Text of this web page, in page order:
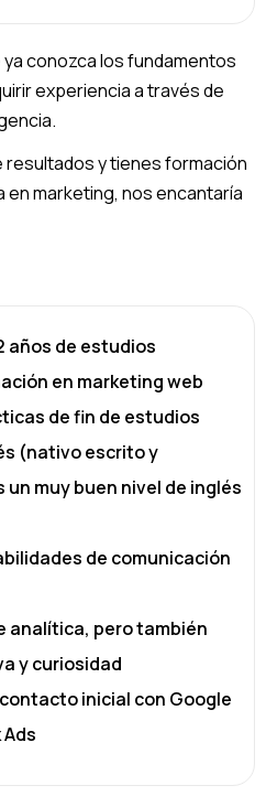
conozca los fundamentos
experiencia a través de
resultados y tienes formación
marketing, nos encantaría
años de estudios
en marketing web
de fin de estudios
(nativo escrito y
muy buen nivel de inglés
de comunicación
analítica, pero también
y curiosidad
inicial con Google